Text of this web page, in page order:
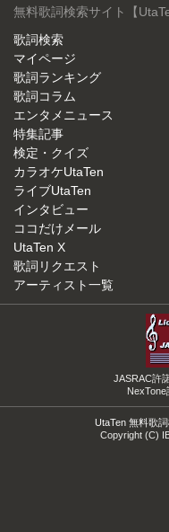
無料歌詞検索サイト【
歌詞検索
マイページ
歌詞ランキング
歌詞コラム
エンタメニュース
特集記事
検定・クイズ
カラオケUtaTen
ライブUtaTen
インタビュー
ココだけメール
UtaTen X
歌詞リクエスト
アーティスト一覧
JASRAC許
UtaTen 無料歌
Copyright (C)